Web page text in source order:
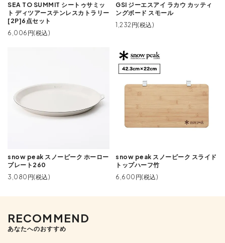
SEA TO SUMMIT シートゥサミッ
ト ディツアーステンレスカトラリー
[2P]6点セット
6,006円(税込)
GSI ジーエスアイ ラカウ カッティ
ングボード スモール
1,232円(税込)
snow peak スノーピーク ホーロー
プレート260
3,080円(税込)
snow peak スノーピーク スライド
トップハーフ竹
6,600円(税込)
RECOMMEND
あなたへのおすすめ